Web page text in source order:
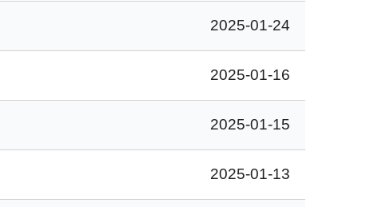
2025-01-24
2025-01-16
2025-01-15
2025-01-13